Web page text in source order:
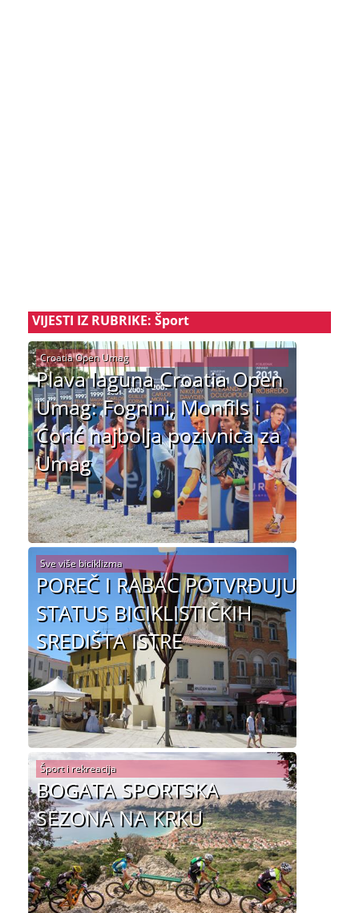
VIJESTI IZ RUBRIKE: Šport
Plava laguna Croatia Open
Umag: Fognini, Monfils i
Ćorić najbolja pozivnica za
Umag
Croatia Open Umag
POREČ I RABAC POTVRĐUJU
STATUS BICIKLISTIČKIH
SREDIŠTA ISTRE
Sve više biciklizma
BOGATA SPORTSKA
SEZONA NA KRKU
Šport i rekreacija